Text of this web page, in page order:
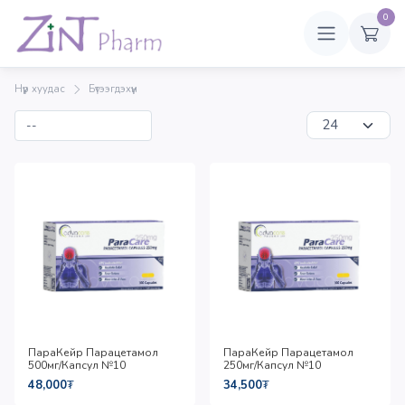
0
Нүүр хуудас Бүтээгдэхүүн
ПараКейр Парацетамол
500мг/Капсул №10
48,000₮
ПараКейр Парацетамол
250мг/Капсул №10
34,500₮